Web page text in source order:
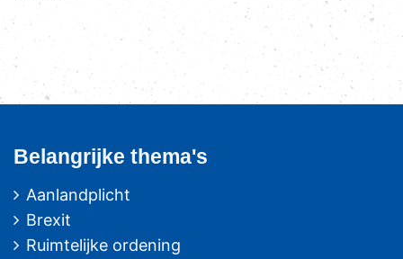
Belangrijke thema's
Aanlandplicht
Brexit
Ruimtelijke ordening